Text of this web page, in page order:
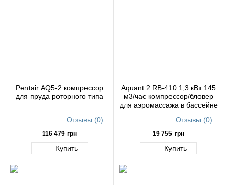
Pentair AQ5-2 компрессор
для пруда роторного типа
Отзывы (0)
116 479 грн
Купить
Aquant 2 RB-410 1,3 кВт 145
м3/час компрессор/бловер
для аэромассажа в бассейне
Отзывы (0)
19 755 грн
Купить